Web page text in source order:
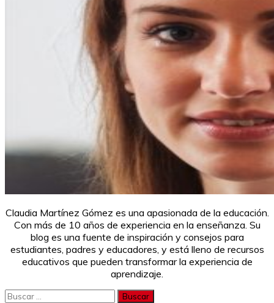
Claudia Martínez Gómez es una apasionada de la educación.
Con más de 10 años de experiencia en la enseñanza. Su
blog es una fuente de inspiración y consejos para
estudiantes, padres y educadores, y está lleno de recursos
educativos que pueden transformar la experiencia de
aprendizaje.
Buscar: